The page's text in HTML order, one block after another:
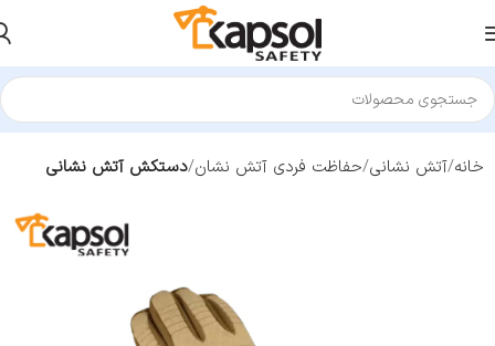
خانه آتش نشانی حفاظت فردی آتش نشان دستکش آتش نشانی